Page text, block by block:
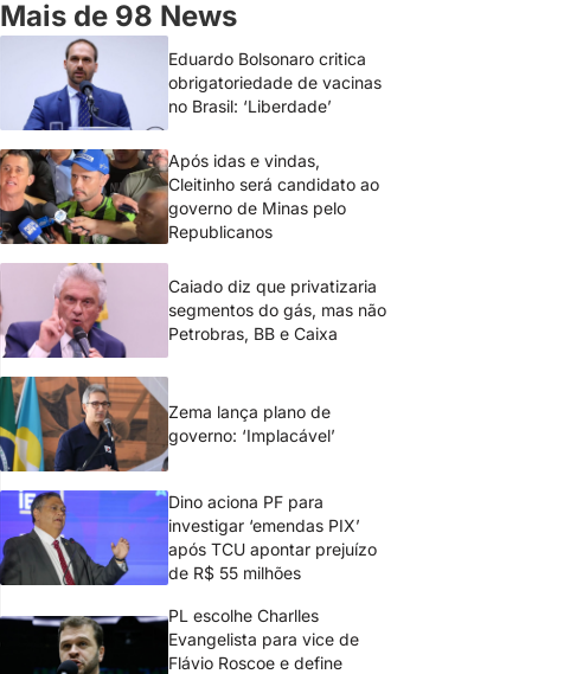
Mais de 98 News
Eduardo Bolsonaro critica
obrigatoriedade de vacinas
no Brasil: ‘Liberdade’
Após idas e vindas,
Cleitinho será candidato ao
governo de Minas pelo
Republicanos
Caiado diz que privatizaria
segmentos do gás, mas não
Petrobras, BB e Caixa
Zema lança plano de
governo: ‘Implacável’
Dino aciona PF para
investigar ‘emendas PIX’
após TCU apontar prejuízo
de R$ 55 milhões
PL escolhe Charlles
Evangelista para vice de
Flávio Roscoe e define